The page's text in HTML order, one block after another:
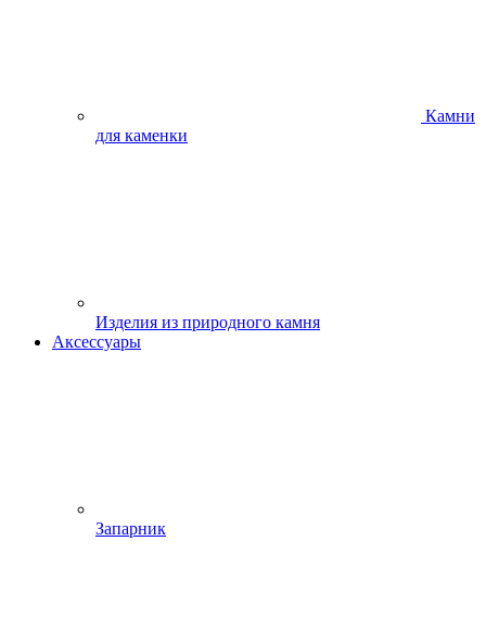
Камни
для каменки
Изделия из природного камня
Аксессуары
Запарник